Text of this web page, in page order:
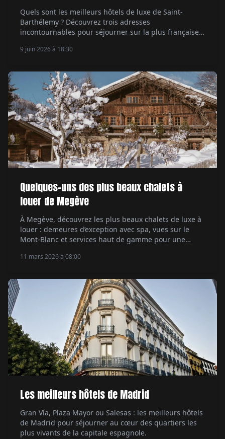
Quels sont les meilleurs hôtels de luxe de Saint-
Barthélemy ? Découvrez trois adresses
incontournables pour séjourner sur la plus française
9 juin 2026 à 18:30
Quelques-uns des plus beaux chalets à
louer de Megève
À Megève, découvrez les plus beaux chalets de luxe à
louer : demeures d’exception avec spa, vues sur le
Mont-Blanc et services haut de gamme pour une
11 mars 2026 à 08:00
Les meilleurs hôtels de Madrid
Gran Vía, Plaza Mayor ou Salesas : les meilleurs hôtels
de Madrid pour séjourner au cœur des quartiers les
plus vivants de la capitale espagnole.